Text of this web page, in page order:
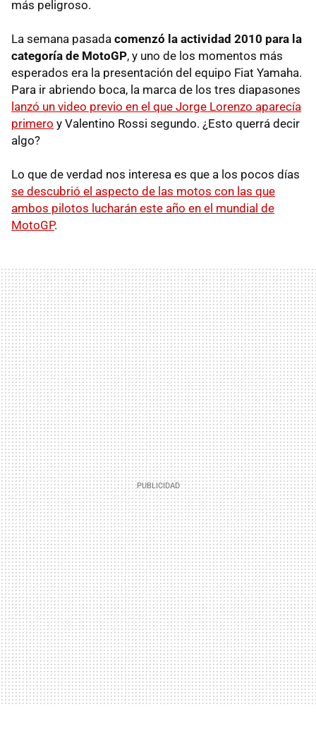
más peligroso.
La semana pasada comenzó la actividad 2010 para la
categoría de MotoGP, y uno de los momentos más
esperados era la presentación del equipo Fiat Yamaha.
Para ir abriendo boca, la marca de los tres diapasones
lanzó un video previo en el que Jorge Lorenzo aparecía
primero y Valentino Rossi segundo. ¿Esto querrá decir
algo?
Lo que de verdad nos interesa es que a los pocos días
se descubrió el aspecto de las motos con las que
ambos pilotos lucharán este año en el mundial de
MotoGP.